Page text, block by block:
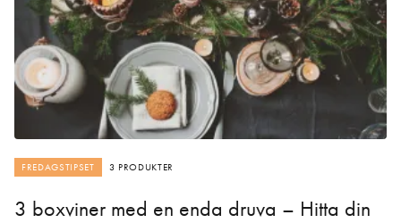
FREDAGSTIPSET 3 PRODUKTER
3 boxviner med en enda druva – Hitta din